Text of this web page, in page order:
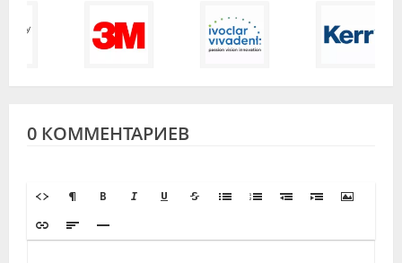
0 КОММЕНТАРИЕВ